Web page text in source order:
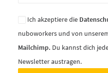
Ich akzeptiere die
nuboworkers und von
Mailchimp. Du kannst dich
Newsletter austragen.